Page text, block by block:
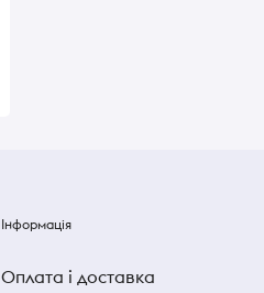
Інформація
Оплата і доставка